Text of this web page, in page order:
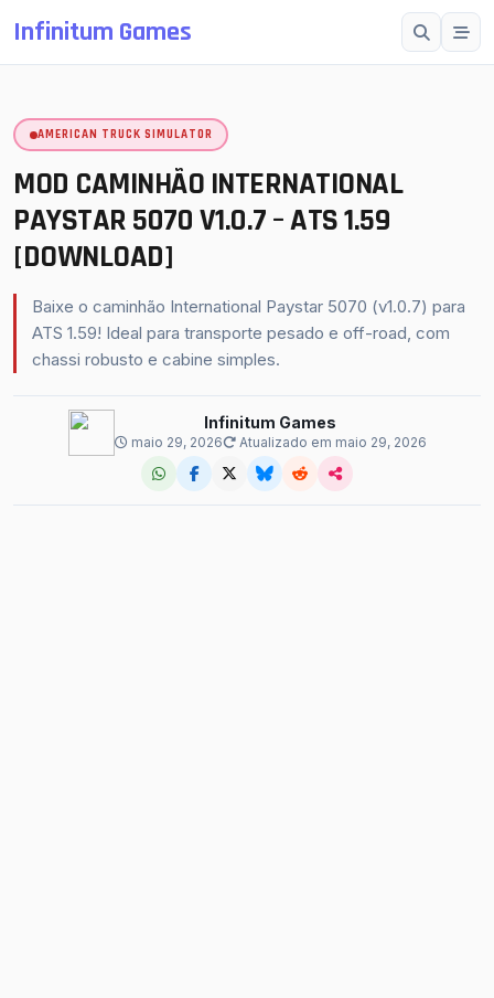
Infinitum Games
SUGESTÕES
Mods OMSI 2
Proton Bus Simulator
Mods ETS 2
American Truck Simulator
buscar Esc
AMERICAN TRUCK SIMULATOR
MOD CAMINHÃO INTERNATIONAL
PAYSTAR 5070 V1.0.7 – ATS 1.59
[DOWNLOAD]
Baixe o caminhão International Paystar 5070 (v1.0.7) para
ATS 1.59! Ideal para transporte pesado e off-road, com
chassi robusto e cabine simples.
Infinitum Games
maio 29, 2026 Atualizado em maio 29, 2026